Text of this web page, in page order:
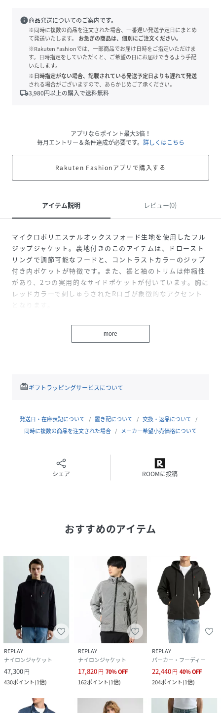
info商品発送についてのご案内です。
※同時に複数の商品を注文された場合、一番遅い発送予定日にまとめ
て発送いたします。
お急ぎの商品は、個別にご注文ください。
※Rakuten Fashionでは、一部商品でお届け日時をご指定いただけま
す。日時指定をしていただくと、ご希望の日にお届けできるよう手配
いたします。
※日時指定がない場合、記載されている発送予定日よりも遅れて発送
される場合がございますので、あらかじめご了承ください。
local_shipping3,980円以上の購入で送料無料
アプリならポイント最大3倍！
毎月エントリー＆条件達成が必要です。 詳しくはこちら
Rakuten Fashionアプリで購入する
アイテム説明 レビュー(0)
マイクロポリエステルオックスフォード生地を使用したフル
ジップジャケット。裏地付きのこのアイテムは、ドロースト
リングで調節可能なフードと、コントラストカラーのジップ
付き内ポケットが特徴です。また、裾と袖のトリムは伸縮性
があり、2つの実用的なサイドポケットが付いています。胸に
レッドカラーで刺しゅうされたRロゴが象徴的なアクセント
となります。
more
redeemギフトラッピングサービスについて
発送日・在庫表記について 置き配について
交換・返品について
同時に複数の商品を注文された場合
メーカー希望小売価格について
シェア ROOMに投稿
おすすめのアイテム
REPLAY
ナイロンジャケット
47,300円
430ポイント(1倍)
REPLAY
ナイロンジャケット
17,820円 70%OFF
162ポイント(1倍)
REPLAY
パーカー・フーディー
22,440円 40%OFF
204ポイント(1倍)